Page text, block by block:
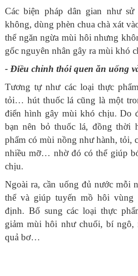
không, dùng phèn chua chà xát
thể ngăn ngừa mùi hôi nhưng
‏- Điều chỉnh thói quen ăn uống
tỏi… hút thuốc lá cũng là một
điển hình gây mùi khó chịu. Do
bạn nên bỏ thuốc lá, đồng thời
phẩm có mùi nồng như hành, tỏi,
nhiều mỡ… nhờ đó có thể giúp
thể và giúp tuyến mồ hôi vùng
định. Bổ sung các loại thực
giảm mùi hôi như chuối, bí ngô,
quả bơ…